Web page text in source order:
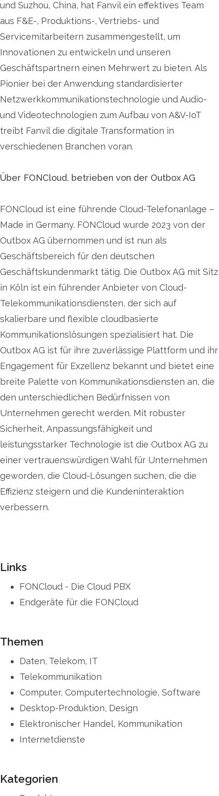
und Suzhou, China, hat Fanvil ein effektives Team
aus F&E-, Produktions-, Vertriebs- und
Servicemitarbeitern zusammengestellt, um
Innovationen zu entwickeln und unseren
Geschäftspartnern einen Mehrwert zu bieten. Als
Pionier bei der Anwendung standardisierter
Netzwerkkommunikationstechnologie und Audio-
und Videotechnologien zum Aufbau von A&V-IoT
treibt Fanvil die digitale Transformation in
verschiedenen Branchen voran.
Über FONCloud, betrieben von der Outbox AG
FONCloud ist eine führende Cloud-Telefonanlage –
Made in Germany. FONCloud wurde 2023 von der
Outbox AG übernommen und ist nun als
Geschäftsbereich für den deutschen
Geschäftskundenmarkt tätig. Die Outbox AG mit Sitz
in Köln ist ein führender Anbieter von Cloud-
Telekommunikationsdiensten, der sich auf
skalierbare und flexible cloudbasierte
Kommunikationslösungen spezialisiert hat. Die
Outbox AG ist für ihre zuverlässige Plattform und ihr
Engagement für Exzellenz bekannt und bietet eine
breite Palette von Kommunikationsdiensten an, die
den unterschiedlichen Bedürfnissen von
Unternehmen gerecht werden. Mit robuster
Sicherheit, Anpassungsfähigkeit und
leistungsstarker Technologie ist die Outbox AG zu
einer vertrauenswürdigen Wahl für Unternehmen
geworden, die Cloud-Lösungen suchen, die die
Effizienz steigern und die Kundeninteraktion
verbessern.
Links
FONCloud - Die Cloud PBX
Endgeräte für die FONCloud
Themen
Daten, Telekom, IT
Telekommunikation
Computer, Computertechnologie, Software
Desktop-Produktion, Design
Elektronischer Handel, Kommunikation
Internetdienste
Kategorien